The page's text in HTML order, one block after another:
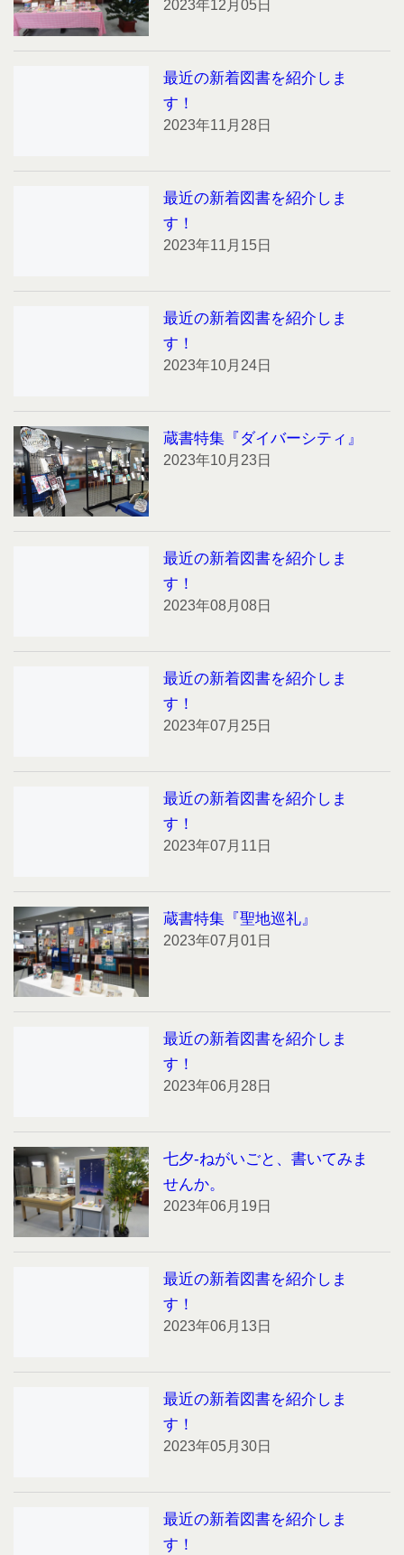
2023年12月05日
最近の新着図書を紹介しま
す！
2023年11月28日
最近の新着図書を紹介しま
す！
2023年11月15日
最近の新着図書を紹介しま
す！
2023年10月24日
蔵書特集『ダイバーシティ』
2023年10月23日
最近の新着図書を紹介しま
す！
2023年08月08日
最近の新着図書を紹介しま
す！
2023年07月25日
最近の新着図書を紹介しま
す！
2023年07月11日
蔵書特集『聖地巡礼』
2023年07月01日
最近の新着図書を紹介しま
す！
2023年06月28日
七夕-ねがいごと、書いてみま
せんか。
2023年06月19日
最近の新着図書を紹介しま
す！
2023年06月13日
最近の新着図書を紹介しま
す！
2023年05月30日
最近の新着図書を紹介しま
す！